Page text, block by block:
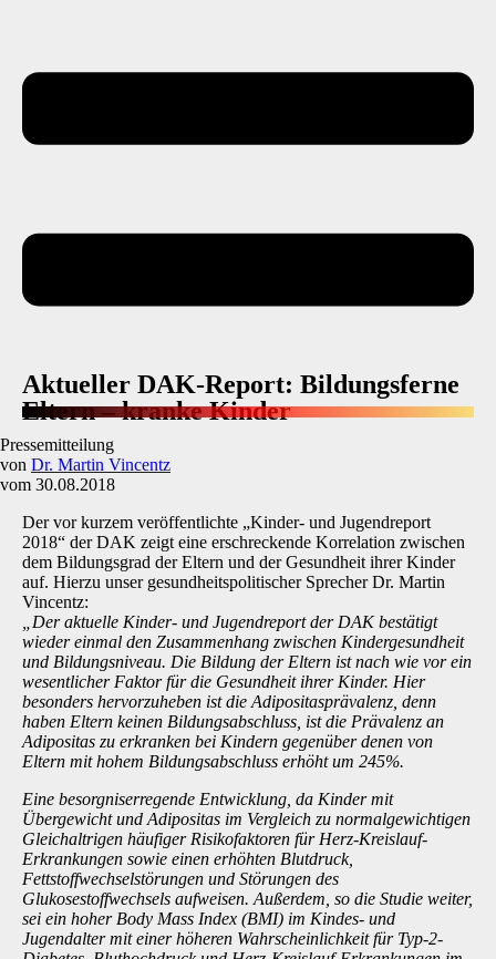
Aktueller DAK-Report: Bildungsferne
Eltern – kranke Kinder
Pressemitteilung
von Dr. Martin Vincentz
vom 30.08.2018
Der vor kurzem veröffentlichte „Kinder- und Jugendreport
2018“ der DAK zeigt eine erschreckende Korrelation zwischen
dem Bildungsgrad der Eltern und der Gesundheit ihrer Kinder
auf. Hierzu unser gesundheitspolitischer Sprecher Dr. Martin
Vincentz:
„Der aktuelle Kinder- und Jugendreport der DAK bestätigt
wieder einmal den Zusammenhang zwischen Kindergesundheit
und Bildungsniveau. Die Bildung der Eltern ist nach wie vor ein
wesentlicher Faktor für die Gesundheit ihrer Kinder. Hier
besonders hervorzuheben ist die Adipositasprävalenz, denn
haben Eltern keinen Bildungsabschluss, ist die Prävalenz an
Adipositas zu erkranken bei Kindern gegenüber denen von
Eltern mit hohem Bildungsabschluss erhöht um 245%.
Eine besorgniserregende Entwicklung, da Kinder mit
Übergewicht und Adipositas im Vergleich zu normalgewichtigen
Gleichaltrigen häufiger Risikofaktoren für Herz-Kreislauf-
Erkrankungen sowie einen erhöhten Blutdruck,
Fettstoffwechselstörungen und Störungen des
Glukosestoffwechsels aufweisen. Außerdem, so die Studie weiter,
sei ein hoher Body Mass Index (BMI) im Kindes- und
Jugendalter mit einer höheren Wahrscheinlichkeit für Typ-2-